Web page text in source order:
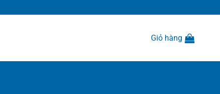
Giỏ hàng